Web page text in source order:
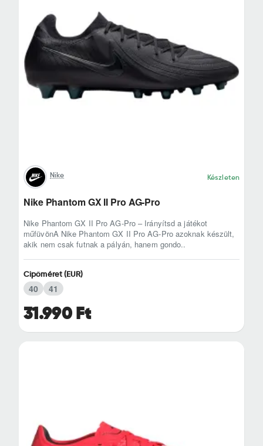
Nike Készleten
Nike Phantom GX II Pro AG-Pro
Nike Phantom GX II Pro AG-Pro – Irányítsd a játékot
műfüvönA Nike Phantom GX II Pro AG-Pro azoknak készült,
akik nem csak futnak a pályán, hanem gondo..
31.990 Ft
Cipőméret (EUR)
40 41